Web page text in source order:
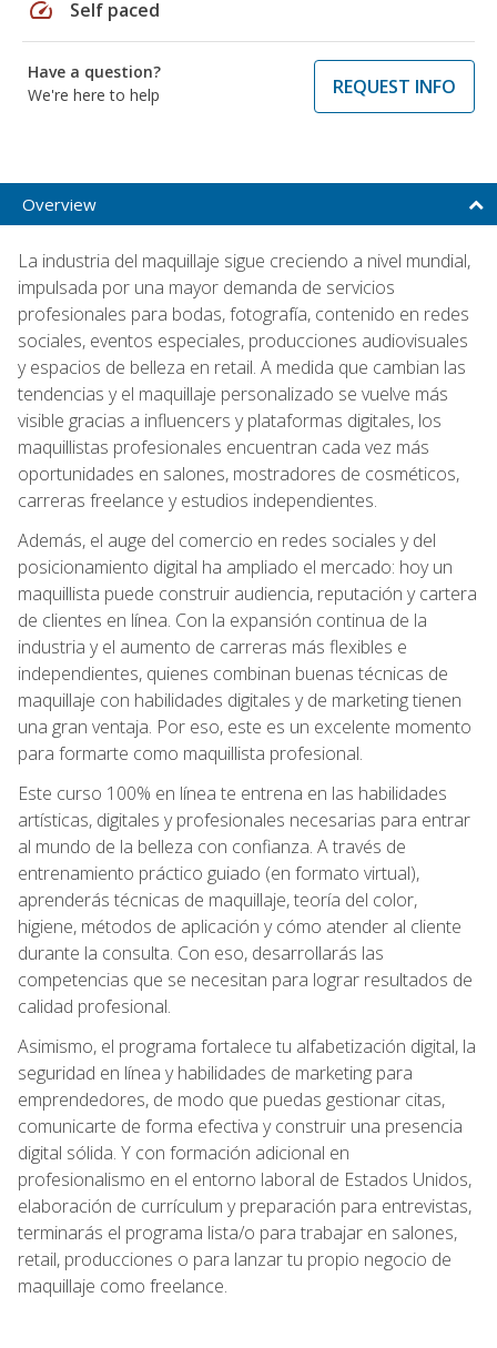
speed Self paced
Have a question?
We're here to help
REQUEST INFO
Overview
La industria del maquillaje sigue creciendo a nivel mundial,
impulsada por una mayor demanda de servicios
profesionales para bodas, fotografía, contenido en redes
sociales, eventos especiales, producciones audiovisuales
y espacios de belleza en retail. A medida que cambian las
tendencias y el maquillaje personalizado se vuelve más
visible gracias a influencers y plataformas digitales, los
maquillistas profesionales encuentran cada vez más
oportunidades en salones, mostradores de cosméticos,
carreras freelance y estudios independientes.
Además, el auge del comercio en redes sociales y del
posicionamiento digital ha ampliado el mercado: hoy un
maquillista puede construir audiencia, reputación y cartera
de clientes en línea. Con la expansión continua de la
industria y el aumento de carreras más flexibles e
independientes, quienes combinan buenas técnicas de
maquillaje con habilidades digitales y de marketing tienen
una gran ventaja. Por eso, este es un excelente momento
para formarte como maquillista profesional.
Este curso 100% en línea te entrena en las habilidades
artísticas, digitales y profesionales necesarias para entrar
al mundo de la belleza con confianza. A través de
entrenamiento práctico guiado (en formato virtual),
aprenderás técnicas de maquillaje, teoría del color,
higiene, métodos de aplicación y cómo atender al cliente
durante la consulta. Con eso, desarrollarás las
competencias que se necesitan para lograr resultados de
calidad profesional.
Asimismo, el programa fortalece tu alfabetización digital, la
seguridad en línea y habilidades de marketing para
emprendedores, de modo que puedas gestionar citas,
comunicarte de forma efectiva y construir una presencia
digital sólida. Y con formación adicional en
profesionalismo en el entorno laboral de Estados Unidos,
elaboración de currículum y preparación para entrevistas,
terminarás el programa lista/o para trabajar en salones,
retail, producciones o para lanzar tu propio negocio de
maquillaje como freelance.